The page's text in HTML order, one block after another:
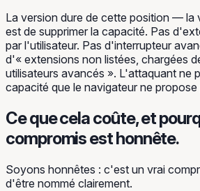
La version dure de cette position —
est de supprimer la capacité. Pas
par l'utilisateur. Pas d'interrupteur
d'« extensions non listées, chargées
utilisateurs avancés ». L'attaquant ne
capacité que le navigateur ne propose
Ce que cela coûte, et
compromis est honnête.
Soyons honnêtes : c'est un vrai
d'être nommé clairement.